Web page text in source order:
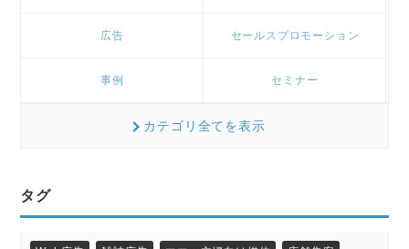
広告 セールスプロモーション
事例 セミナー
カテゴリ全てを表示
タグ